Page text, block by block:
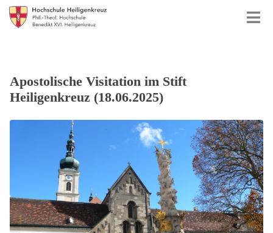
Apostolische Visitation im Stift
Heiligenkreuz (18.06.2025)